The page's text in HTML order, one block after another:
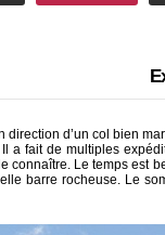
direction d’un col bien
a fait de multiples
connaître. Le temps
barre rocheuse. Le